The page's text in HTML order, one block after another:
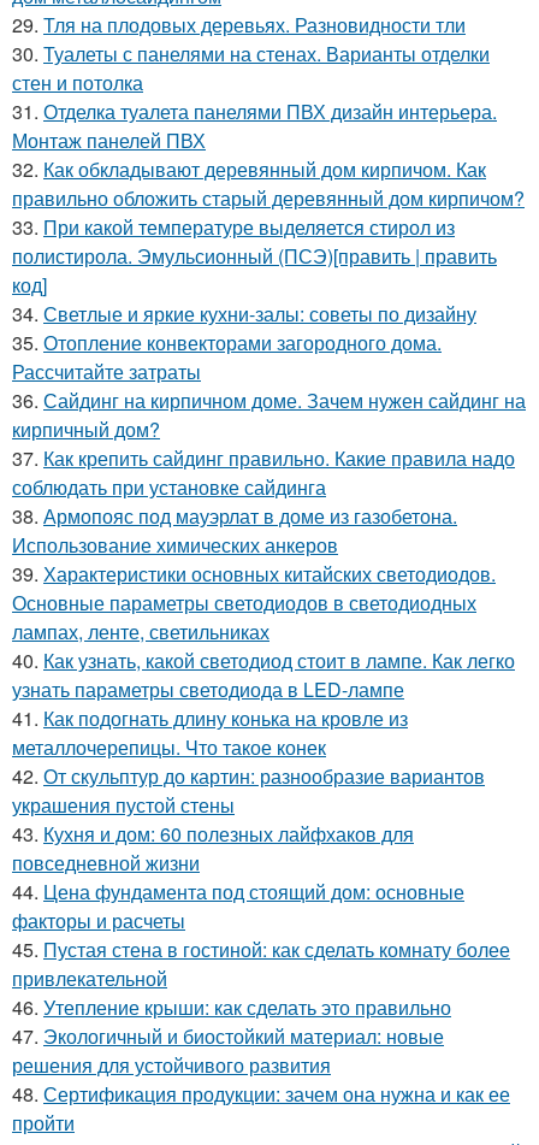
29. Тля на плодовых деревьях. Разновидности тли
30. Туалеты с панелями на стенах. Варианты отделки
стен и потолка
31. Отделка туалета панелями ПВХ дизайн интерьера.
Монтаж панелей ПВХ
32. Как обкладывают деревянный дом кирпичом. Как
правильно обложить старый деревянный дом кирпичом?
33. При какой температуре выделяется стирол из
полистирола. Эмульсионный (ПСЭ)[править | править
код]
34. Светлые и яркие кухни-залы: советы по дизайну
35. Отопление конвекторами загородного дома.
Рассчитайте затраты
36. Сайдинг на кирпичном доме. Зачем нужен сайдинг на
кирпичный дом?
37. Как крепить сайдинг правильно. Какие правила надо
соблюдать при установке сайдинга
38. Армопояс под мауэрлат в доме из газобетона.
Использование химических анкеров
39. Характеристики основных китайских светодиодов.
Основные параметры светодиодов в светодиодных
лампах, ленте, светильниках
40. Как узнать, какой светодиод стоит в лампе. Как легко
узнать параметры светодиода в LED-лампе
41. Как подогнать длину конька на кровле из
металлочерепицы. Что такое конек
42. От скульптур до картин: разнообразие вариантов
украшения пустой стены
43. Кухня и дом: 60 полезных лайфхаков для
повседневной жизни
44. Цена фундамента под стоящий дом: основные
факторы и расчеты
45. Пустая стена в гостиной: как сделать комнату более
привлекательной
46. Утепление крыши: как сделать это правильно
47. Экологичный и биостойкий материал: новые
решения для устойчивого развития
48. Сертификация продукции: зачем она нужна и как ее
пройти